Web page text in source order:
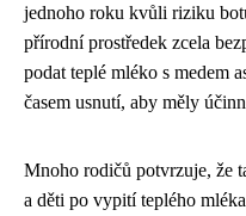
jednoho roku kvůli riziku
přírodní prostředek zcela
podat teplé mléko s medem
časem usnutí, aby měly
Mnoho rodičů potvrzuje, že
a děti po vypití teplého